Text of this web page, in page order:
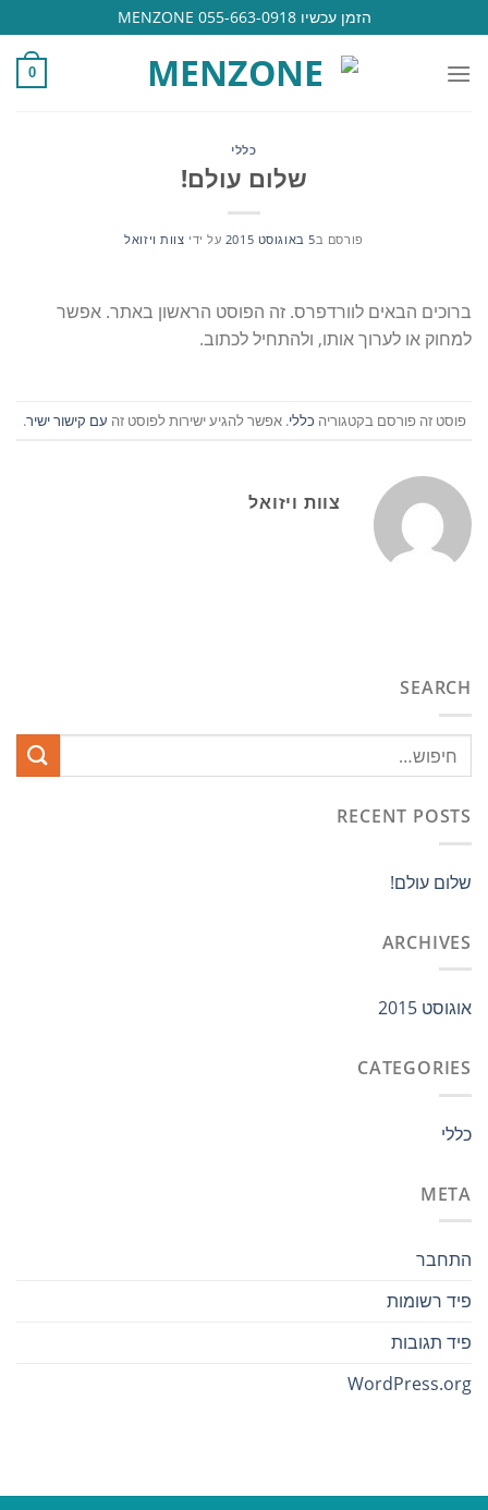
to
content
הזמן עכשיו 055-663-0918 MENZONE
0
כללי
שלום עולם!
פורסם ב5 באוגוסט 2015 על ידי צוות ויזואל
ברוכים הבאים לוורדפרס. זה הפוסט הראשון באתר. אפשר
למחוק או לערוך אותו, ולהתחיל לכתוב.
פוסט זה פורסם בקטגוריה כללי. אפשר להגיע ישירות לפוסט זה עם קישור ישיר.
צוות ויזואל
SEARCH
RECENT POSTS
שלום עולם!
ARCHIVES
אוגוסט 2015
CATEGORIES
כללי
META
התחבר
פיד רשומות
פיד תגובות
WordPress.org